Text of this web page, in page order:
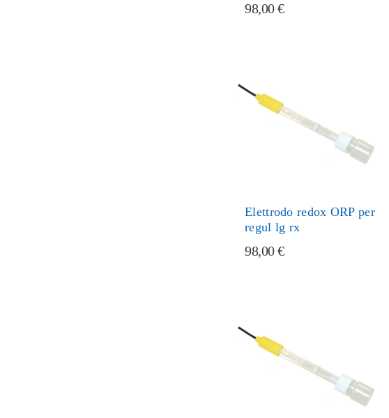
98,00 €
Elettrodo redox ORP per
regul lg rx
98,00 €